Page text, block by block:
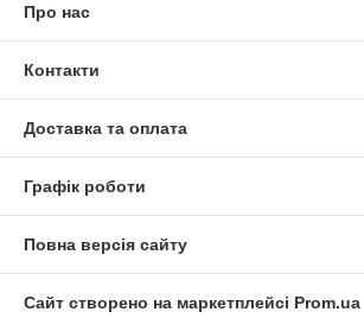
Про нас
Контакти
Доставка та оплата
Графік роботи
Повна версія сайту
Сайт створено на маркетплейсі Prom.ua